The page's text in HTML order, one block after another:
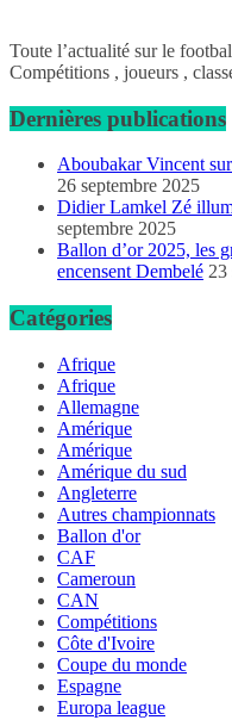
Toute l’actualité sur le
Compétitions , joueurs ,
Dernières publications
Aboubakar Vincent
26 septembre 2025
Didier Lamkel Zé
septembre 2025
Ballon d’or 2025, les
encensent Dembelé 23
Catégories
Afrique
Afrique
Allemagne
Amérique
Amérique
Amérique du sud
Angleterre
Autres championnats
Ballon d'or
CAF
Cameroun
CAN
Compétitions
Côte d'Ivoire
Coupe du monde
Espagne
Europa league